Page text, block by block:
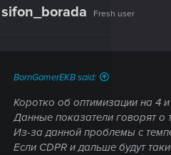
sifon_borada Fresh user
BornGamerEKB said:
Коротко об оптимизации на 4
Данные показатели говорят о
Из-за данной проблемы с
Если CDPR и дальше будут